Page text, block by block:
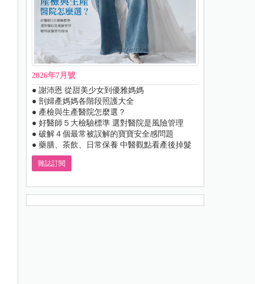
2026年7月號
● 謝沛恩 從甜美少女到優雅媽媽
● 剖婦產媽媽各階段照護大全
● 產檢與生產醫院怎麼選？
● 好醫師５大檢驗標準 選對醫院是風險管理
● 破解４個最常被誤解的寶寶安全感問題
● 藥膳、茶飲、日常保養 中醫觀點看產後掉髮
雜誌訂閱